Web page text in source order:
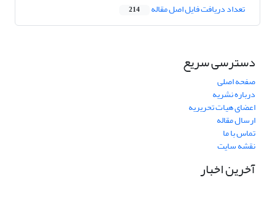
تعداد دریافت فایل اصل مقاله 214
دسترسی سریع
صفحه اصلی
درباره نشریه
اعضای هیات تحریریه
ارسال مقاله
تماس با ما
نقشه سایت
آخرین اخبار